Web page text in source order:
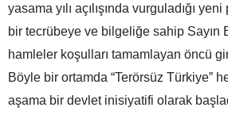
yasama yılı açılışında vurguladığı
bir tecrübeye ve bilgeliğe sahip Sayın
hamleler koşulları tamamlayan öncü
Böyle bir ortamda “Terörsüz Türkiye”
aşama bir devlet inisiyatifi olarak